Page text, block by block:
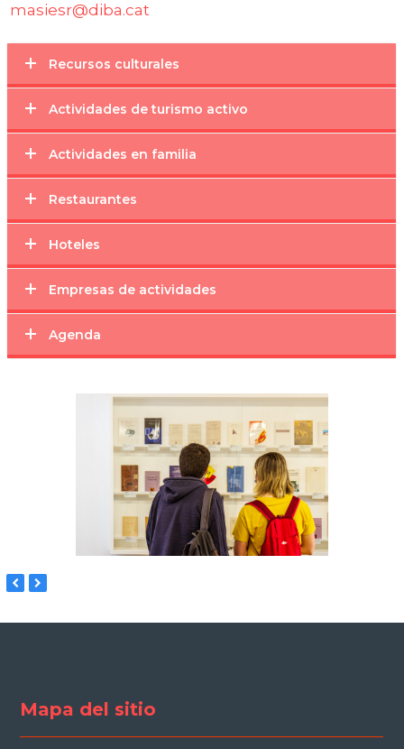
masiesr@diba.cat
Recursos culturales
Actividades de turismo activo
Actividades en familia
Restaurantes
Hoteles
Empresas de actividades
Agenda
previous
Mapa del sitio